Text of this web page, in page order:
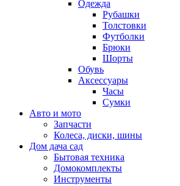
Одежда
Рубашки
Толстовки
Футболки
Брюки
Шорты
Обувь
Аксессуары
Часы
Сумки
Авто и мото
Запчасти
Колеса, диски, шины
Дом дача сад
Бытовая техника
Домокомплекты
Инструменты